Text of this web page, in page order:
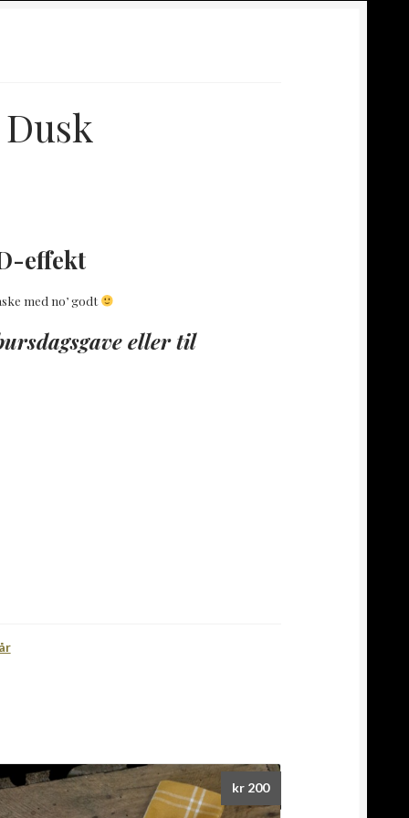
effekt
med no’ godt
eller til
kr200